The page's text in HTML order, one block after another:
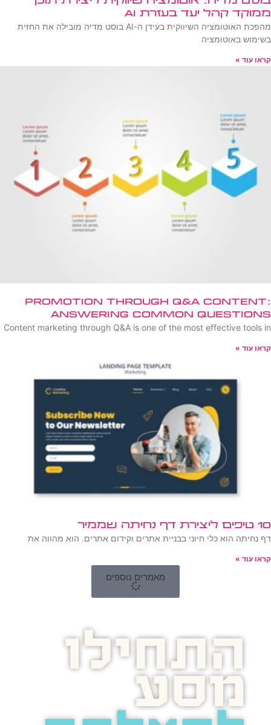
ממוקד קהל יעד בעזרת AI
מהפכת האוטומציה השיווקית בעידן ה-AI בוסט מדיה מובילה את החזית
בשימוש באוטומציה
קראו עוד »
Promotion Through Q&A Content:
Answering Common Questions
Content marketing through Q&A is one of the most effective tools in
קראו עוד »
10 טיפים ליצירת דף נחיתה שממיר
דף נחיתה הוא כלי חיוני בבניית אתרים וקידום אתרים. הוא מהווה את
קראו עוד »
מאמרים נוספים
התחילו
מסע